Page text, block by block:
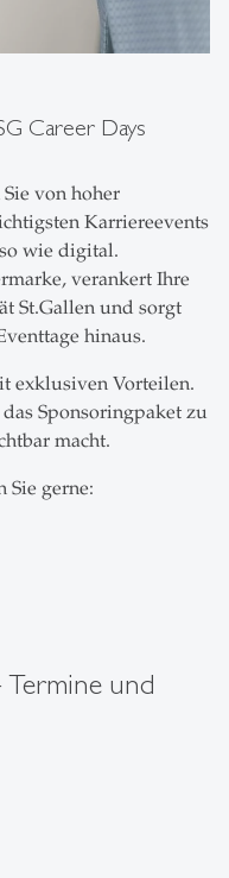
Career Days
von hoher
Karriereevents
wie digital.
verankert Ihre
St.Gallen und sorgt
hinaus.
exklusiven Vorteilen.
Sponsoringpaket zu
macht.
Sie gerne:
Termine und